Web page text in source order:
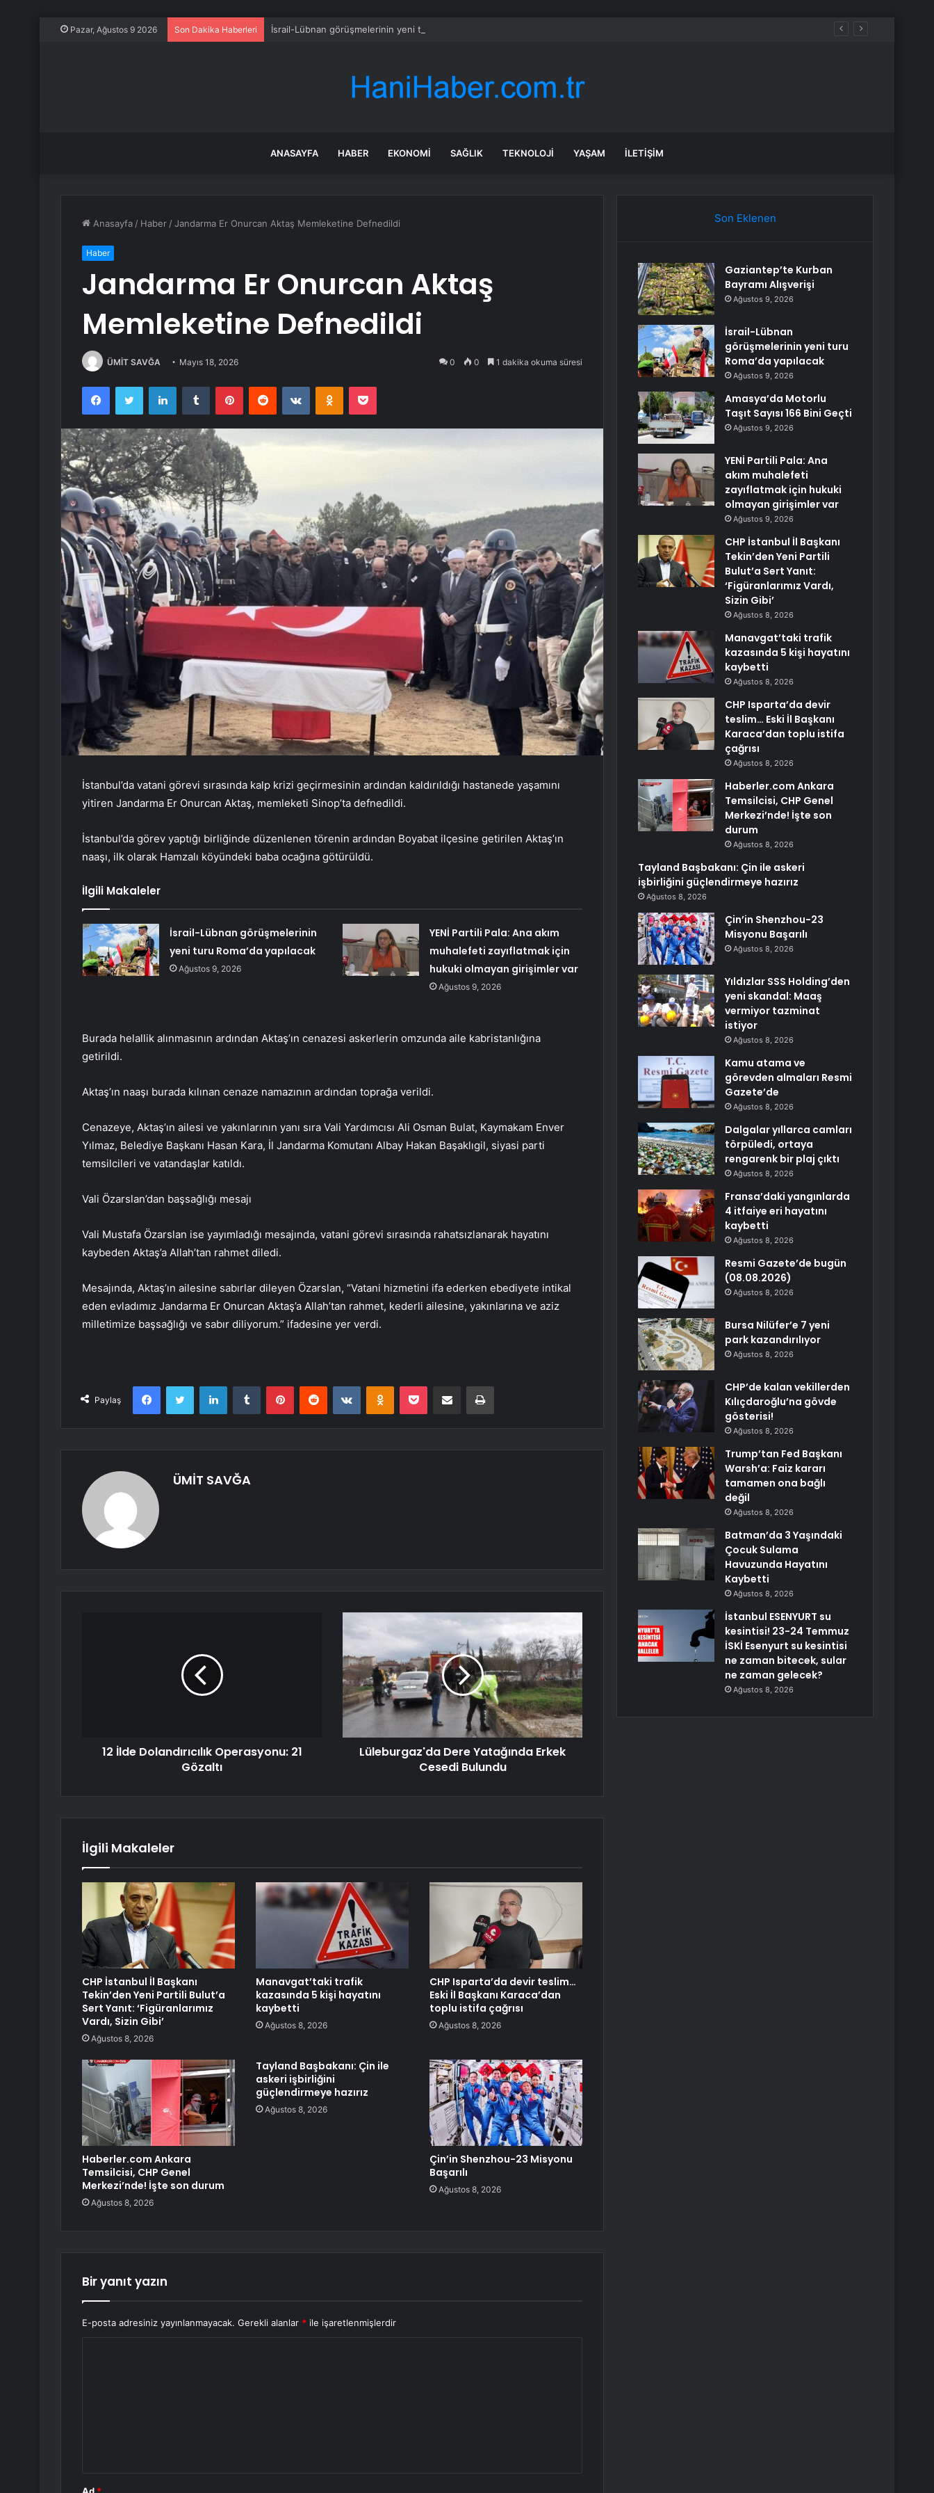
Pazar, Ağustos 9 2026 Son Dakika Haberleri İsrail-Lübnan görüşmelerinin yeni turu Roma’da yapılacak
ANASAYFA HABER EKONOMI SAĞLIK TEKNOLOJI YAŞAM İLETIŞIM
Anasayfa / Haber /Jandarma Er Onurcan Aktaş Memleketine Defnedildi
Haber
Jandarma Er Onurcan Aktaş
Memleketine Defnedildi
ÜMİT SAVĞA Mayıs 18, 2026 0 0 1 dakika okuma süresi
FacebookTwitter LinkedInTumblr PinterestReddit VKontakteOdnoklassniki
Pocket
İstanbul’da vatani görevi sırasında kalp krizi geçirmesinin ardından kaldırıldığı hastanede yaşamını
yitiren Jandarma Er Onurcan Aktaş, memleketi Sinop’ta defnedildi.
İstanbul’da görev yaptığı birliğinde düzenlenen törenin ardından Boyabat ilçesine getirilen Aktaş’ın
naaşı, ilk olarak Hamzalı köyündeki baba ocağına götürüldü.
İlgili Makaleler
İsrail-Lübnan görüşmelerinin
yeni turu Roma’da yapılacak
Ağustos 9, 2026
YENİ Partili Pala: Ana akım
muhalefeti zayıflatmak için
hukuki olmayan girişimler var
Ağustos 9, 2026
Burada helallik alınmasının ardından Aktaş’ın cenazesi askerlerin omzunda aile kabristanlığına
getirildi.
Aktaş’ın naaşı burada kılınan cenaze namazının ardından toprağa verildi.
Cenazeye, Aktaş’ın ailesi ve yakınlarının yanı sıra Vali Yardımcısı Ali Osman Bulat, Kaymakam Enver
Yılmaz, Belediye Başkanı Hasan Kara, İl Jandarma Komutanı Albay Hakan Başaklıgil, siyasi parti
temsilcileri ve vatandaşlar katıldı.
Vali Özarslan’dan başsağlığı mesajı
Vali Mustafa Özarslan ise yayımladığı mesajında, vatani görevi sırasında rahatsızlanarak hayatını
kaybeden Aktaş’a Allah’tan rahmet diledi.
Mesajında, Aktaş’ın ailesine sabırlar dileyen Özarslan, “Vatani hizmetini ifa ederken ebediyete intikal
eden evladımız Jandarma Er Onurcan Aktaş’a Allah’tan rahmet, kederli ailesine, yakınlarına ve aziz
milletimize başsağlığı ve sabır diliyorum.” ifadesine yer verdi.
Paylaş
FacebookTwitter LinkedInTumblr PinterestReddit VKontakteOdnoklassniki
Pocket E-Posta ile paylaş Yazdır
ÜMİT SAVĞA
12 İlde Dolandırıcılık Operasyonu: 21
Gözaltı
Lüleburgaz'da Dere Yatağında Erkek
Cesedi Bulundu
İlgili Makaleler
CHP İstanbul İl Başkanı
Tekin’den Yeni Partili Bulut’a
Sert Yanıt: ‘Figüranlarımız
Vardı, Sizin Gibi’
Ağustos 8, 2026
Manavgat’taki trafik
kazasında 5 kişi hayatını
kaybetti
Ağustos 8, 2026
CHP Isparta’da devir teslim…
Eski İl Başkanı Karaca’dan
toplu istifa çağrısı
Ağustos 8, 2026
Haberler.com Ankara
Temsilcisi, CHP Genel
Merkezi’nde! İşte son durum
Ağustos 8, 2026
Tayland Başbakanı: Çin ile
askeri işbirliğini
güçlendirmeye hazırız
Ağustos 8, 2026
Çin’in Shenzhou-23 Misyonu
Başarılı
Ağustos 8, 2026
Bir yanıt yazın
E-posta adresiniz yayınlanmayacak. Gerekli alanlar * ile işaretlenmişlerdir
Son Eklenen
Gaziantep’te Kurban
Bayramı Alışverişi
Ağustos 9, 2026
İsrail-Lübnan
görüşmelerinin yeni turu
Roma’da yapılacak
Ağustos 9, 2026
Amasya’da Motorlu
Taşıt Sayısı 166 Bini Geçti
Ağustos 9, 2026
YENİ Partili Pala: Ana
akım muhalefeti
zayıflatmak için hukuki
olmayan girişimler var
Ağustos 9, 2026
CHP İstanbul İl Başkanı
Tekin’den Yeni Partili
Bulut’a Sert Yanıt:
‘Figüranlarımız Vardı,
Sizin Gibi’
Ağustos 8, 2026
Manavgat’taki trafik
kazasında 5 kişi hayatını
kaybetti
Ağustos 8, 2026
CHP Isparta’da devir
teslim… Eski İl Başkanı
Karaca’dan toplu istifa
çağrısı
Ağustos 8, 2026
Haberler.com Ankara
Temsilcisi, CHP Genel
Merkezi’nde! İşte son
durum
Ağustos 8, 2026
Tayland Başbakanı: Çin ile askeri
işbirliğini güçlendirmeye hazırız
Ağustos 8, 2026
Çin’in Shenzhou-23
Misyonu Başarılı
Ağustos 8, 2026
Yıldızlar SSS Holding’den
yeni skandal: Maaş
vermiyor tazminat
istiyor
Ağustos 8, 2026
Kamu atama ve
görevden almaları Resmi
Gazete’de
Ağustos 8, 2026
Dalgalar yıllarca camları
törpüledi, ortaya
rengarenk bir plaj çıktı
Ağustos 8, 2026
Fransa’daki yangınlarda
4 itfaiye eri hayatını
kaybetti
Ağustos 8, 2026
Resmi Gazete’de bugün
(08.08.2026)
Ağustos 8, 2026
Bursa Nilüfer’e 7 yeni
park kazandırılıyor
Ağustos 8, 2026
CHP’de kalan vekillerden
Kılıçdaroğlu’na gövde
gösterisi!
Ağustos 8, 2026
Trump’tan Fed Başkanı
Warsh’a: Faiz kararı
tamamen ona bağlı
değil
Ağustos 8, 2026
Batman’da 3 Yaşındaki
Çocuk Sulama
Havuzunda Hayatını
Kaybetti
Ağustos 8, 2026
İstanbul ESENYURT su
kesintisi! 23-24 Temmuz
İSKİ Esenyurt su kesintisi
ne zaman bitecek, sular
ne zaman gelecek?
Ağustos 8, 2026